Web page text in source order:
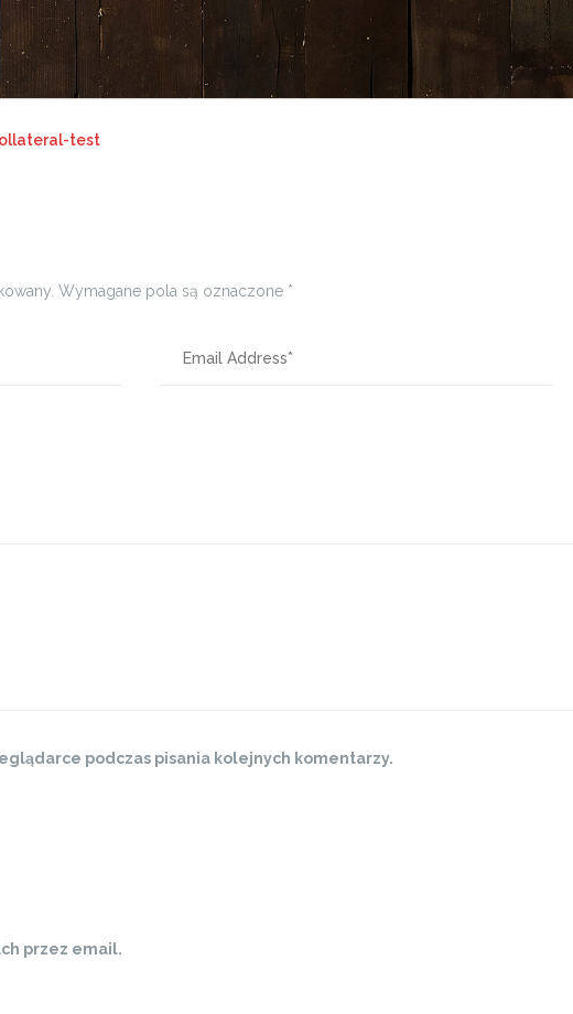
test
Wymagane pola są oznaczone *
podczas pisania kolejnych komentarzy.
przez email.